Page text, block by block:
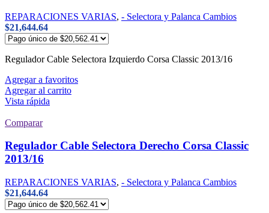
REPARACIONES VARIAS, - Selectora y Palanca Cambios
$21,644.64
Regulador Cable Selectora Izquierdo Corsa Classic 2013/16
Agregar a favoritos
Agregar al carrito
Vista rápida
Comparar
Regulador Cable Selectora Derecho Corsa Classic
2013/16
REPARACIONES VARIAS, - Selectora y Palanca Cambios
$21,644.64